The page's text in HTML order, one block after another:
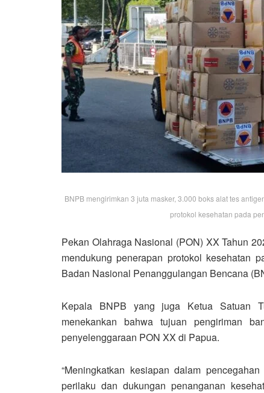
BNPB mengirimkan 3 juta masker, 3.000 boks alat tes
protokol kesehatan pada
Pekan Olahraga Nasional (PON) XX Tahun
mendukung penerapan protokol kesehatan
Badan Nasional Penanggulangan Bencana
Kepala BNPB yang juga Ketua Satuan
menekankan bahwa tujuan pengiriman
penyelenggaraan PON XX di Papua.
“Meningkatkan kesiapan dalam
perilaku dan dukungan penanganan